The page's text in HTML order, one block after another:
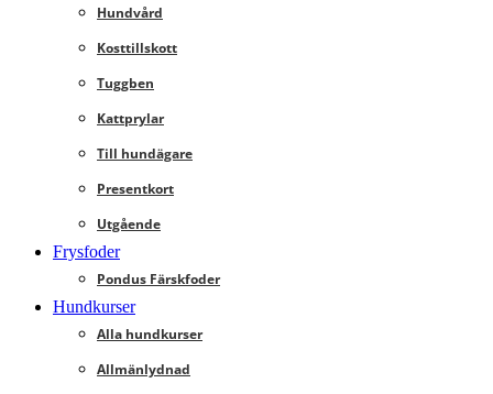
Hundvård
Kosttillskott
Tuggben
Kattprylar
Till hundägare
Presentkort
Utgående
Frysfoder
Pondus Färskfoder
Hundkurser
Alla hundkurser
Allmänlydnad